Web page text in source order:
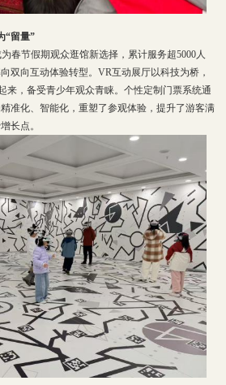
“留量”
春节假期观众逛馆新选择，累计服务超5000人
双向互动体验转型。VR互动展厅以科技为桥，
来，备受青少年观众青睐。个性定制门票系统通
准化、智能化，重塑了参观体验，提升了游客满
长点。